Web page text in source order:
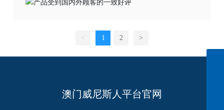
< 1 2 >
澳门威尼斯人平台官网
152 0614 3663